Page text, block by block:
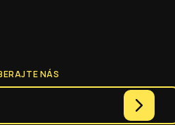
NÁS